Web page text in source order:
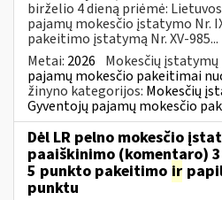
birželio 4 dieną priėmė:
pajamų mokesčio įstatymo Nr.
pakeitimo įstatymą Nr. XV-985...
Metai: 2026 Mokesčių
pajamų mokesčio pakeitimai
žinyno kategorijos: Mokesčių
Gyventojų pajamų mokesčio
Dėl LR pelno mokesčio
paaiškinimo (komentaro)
5 punkto pakeitimo ir
punktu